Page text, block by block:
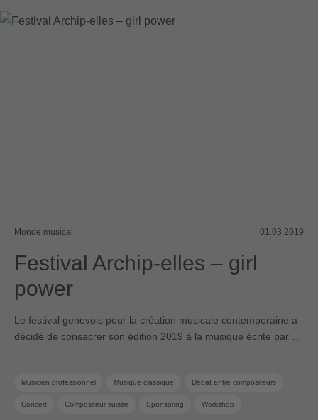
Monde musical 01.03.2019
Festival Archip-elles – girl
power
Le festival genevois pour la création musicale contemporaine a
décidé de consacrer son édition 2019 à la musique écrite par …
Musicien professionnel Musique classique Débat entre compositeurs
Concert Compositeur suisse Sponsoring Workshop